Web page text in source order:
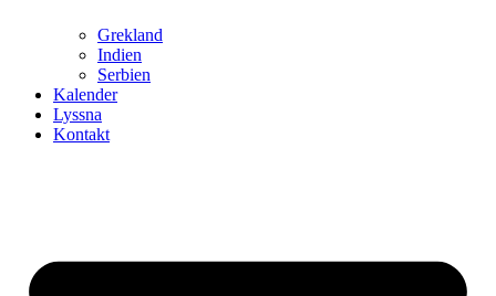
Grekland
Indien
Serbien
Kalender
Lyssna
Kontakt